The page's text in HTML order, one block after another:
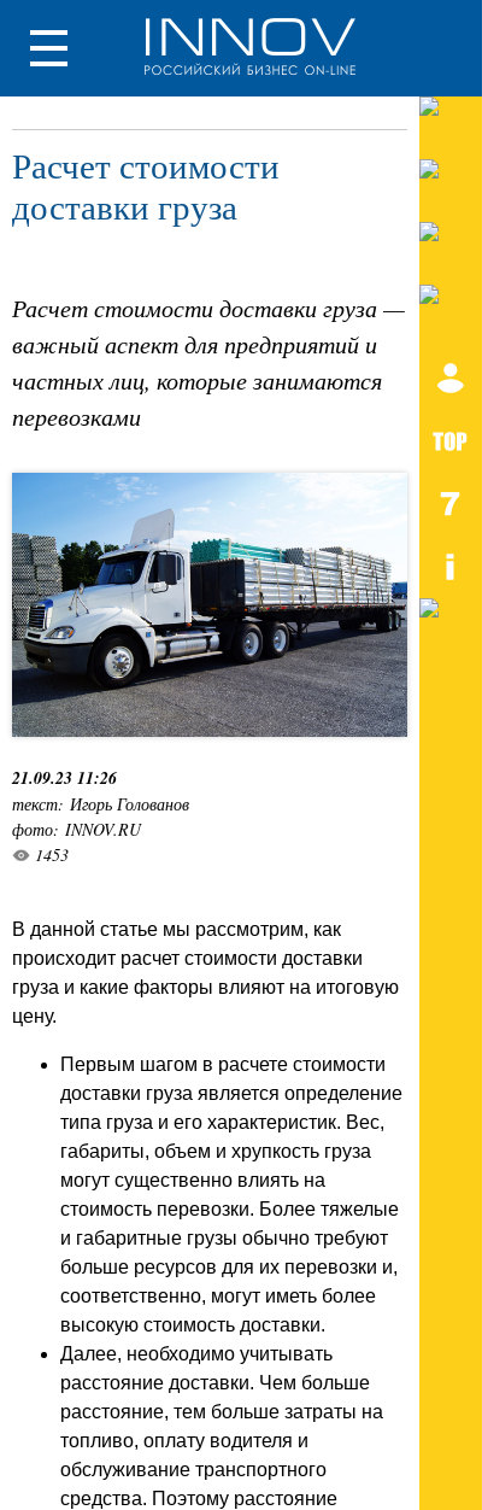
Расчет стоимости
доставки груза
Расчет стоимости доставки груза —
важный аспект для предприятий и
частных лиц, которые занимаются
перевозками
21.09.23 11:26
текст: Игорь Голованов
фото: INNOV.RU
1453
В данной статье мы рассмотрим, как
происходит расчет стоимости доставки
груза и какие факторы влияют на итоговую
цену.
Первым шагом в расчете стоимости
доставки груза является определение
типа груза и его характеристик. Вес,
габариты, объем и хрупкость груза
могут существенно влиять на
стоимость перевозки. Более тяжелые
и габаритные грузы обычно требуют
больше ресурсов для их перевозки и,
соответственно, могут иметь более
высокую стоимость доставки.
Далее, необходимо учитывать
расстояние доставки. Чем больше
расстояние, тем больше затраты на
топливо, оплату водителя и
обслуживание транспортного
средства. Поэтому расстояние